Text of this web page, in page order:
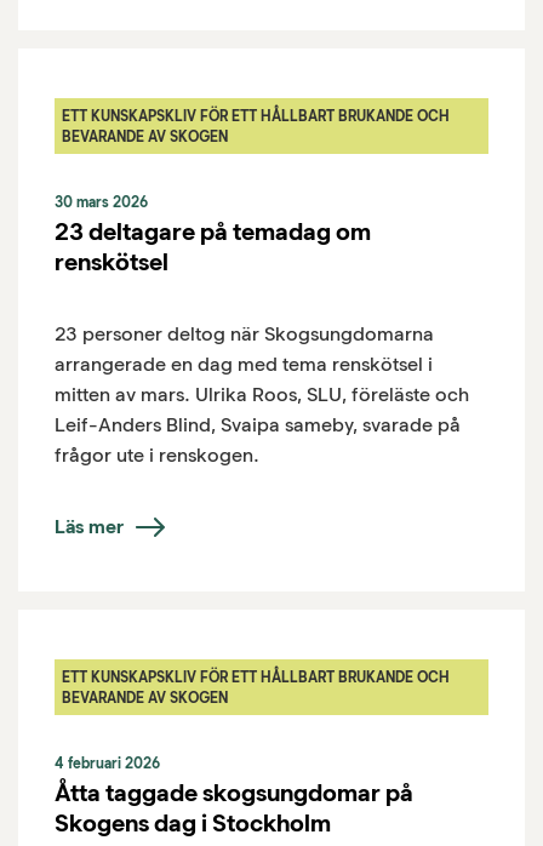
ETT KUNSKAPSKLIV FÖR ETT HÅLLBART BRUKANDE OCH
BEVARANDE AV SKOGEN
30 mars 2026
23 deltagare på temadag om
renskötsel
23 personer deltog när Skogsungdomarna
arrangerade en dag med tema renskötsel i
mitten av mars. Ulrika Roos, SLU, föreläste och
Leif-Anders Blind, Svaipa sameby, svarade på
frågor ute i renskogen.
Läs mer
ETT KUNSKAPSKLIV FÖR ETT HÅLLBART BRUKANDE OCH
BEVARANDE AV SKOGEN
4 februari 2026
Åtta taggade skogsungdomar på
Skogens dag i Stockholm